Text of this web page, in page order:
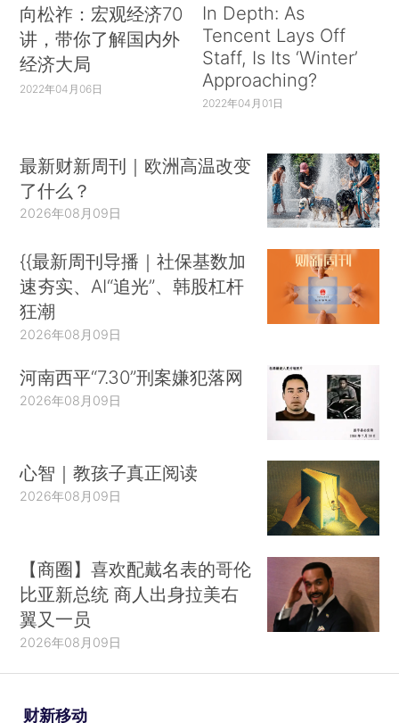
向松祚：宏观经济70
讲，带你了解国内外
经济大局
2022年04月06日
In Depth: As
Tencent Lays Off
Staff, Is Its ‘Winter’
Approaching?
2022年04月01日
最新财新周刊｜欧洲高温改变
了什么？
2026年08月09日
{{最新周刊导播｜社保基数加
速夯实、AI“追光”、韩股杠杆
狂潮
2026年08月09日
河南西平“7.30”刑案嫌犯落网
2026年08月09日
心智｜教孩子真正阅读
2026年08月09日
【商圈】喜欢配戴名表的哥伦
比亚新总统 商人出身拉美右
翼又一员
2026年08月09日
财新移动